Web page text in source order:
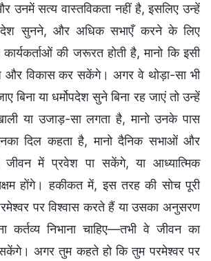
उनमें सत्य वास्तविकता नहीं है, इसलिए उन्हें
सुनने, और अधिक सभाएँ करने के लिए
की जरूरत होती है, मानो कि इसी
विकास कर सकेंगे। अगर वे थोड़ा-सा भी
बिना या धर्मोपदेश सुने बिना रह जाएं तो उन्हें
या उजाड़-सा लगता है, मानो उनके पास
दिल कहता है, मानो दैनिक सभाओं और
जीवन में प्रवेश पा सकेंगे, या आध्यात्मिक
होंगे। हकीकत में, इस तरह की सोच पूरी
पर विश्वास करते हैं या उसका अनुसरण
निभाना चाहिए—तभी वे जीवन का
अगर तुम कहते हो कि तुम परमेश्वर पर